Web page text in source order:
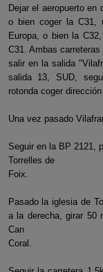
Dejar el aeropuerto
o bien coger la C31,
Europa, o bien la
C31. Ambas
salir en la salida
salida 13, SUD,
rotonda coger
Una vez pasado
Seguir en la BP 2121,
Torrelles de
Foix.
Pasado la iglesia de
a la derecha, girar 50
Can
Coral.